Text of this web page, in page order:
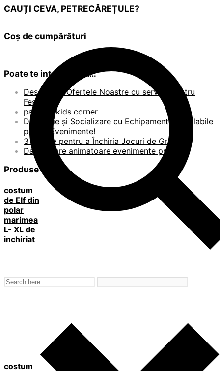
CAUȚI CEVA, PETRECĂREȚULE?
Coș de cumpărături
Poate te intereseaza…
Descoperă Ofertele Noastre cu servicii pentru
Festival!
pachete kids corner
Distracție și Socializare cu Echipamente Gonflabile
pentru Evenimente!
3 Motive pentru a Închiria Jocuri de Grădină
Dansatoare animatoare evenimente private
Produse
costum
de Elf din
polar
marimea
L- XL de
inchiriat
costum